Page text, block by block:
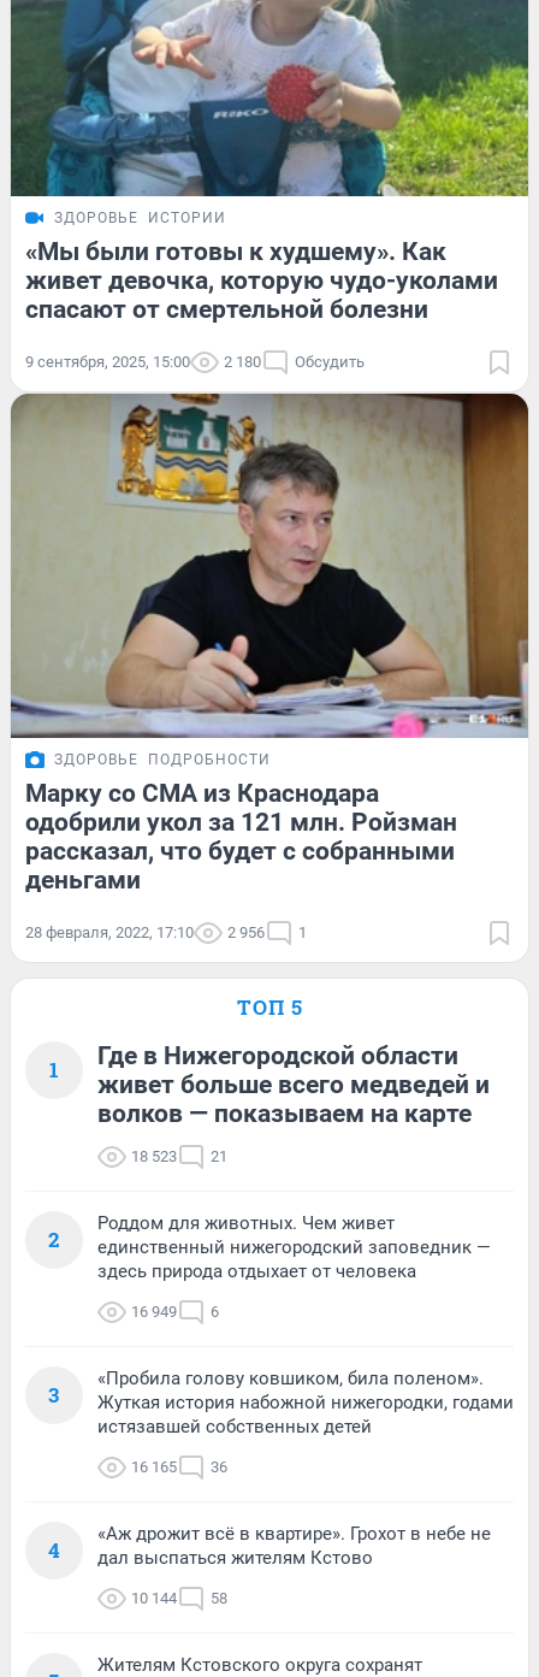
ЗДОРОВЬЕ ИСТОРИИ
«Мы были готовы к худшему». Как
живет девочка, которую чудо-уколами
спасают от смертельной болезни
9 сентября, 2025, 15:00 2 180 Обсудить
ЗДОРОВЬЕ ПОДРОБНОСТИ
Марку со СМА из Краснодара
одобрили укол за 121 млн. Ройзман
рассказал, что будет с собранными
деньгами
28 февраля, 2022, 17:10 2 956 1
ТОП 5
1
Где в Нижегородской области
живет больше всего медведей и
волков — показываем на карте
18 523 21
2
Роддом для животных. Чем живет
единственный нижегородский заповедник —
здесь природа отдыхает от человека
16 949 6
3
«Пробила голову ковшиком, била поленом».
Жуткая история набожной нижегородки, годами
истязавшей собственных детей
16 165 36
4
«Аж дрожит всё в квартире». Грохот в небе не
дал выспаться жителям Кстово
10 144 58
Жителям Кстовского округа сохранят